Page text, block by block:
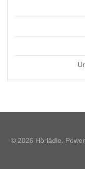
© 2026 Hörlädle.